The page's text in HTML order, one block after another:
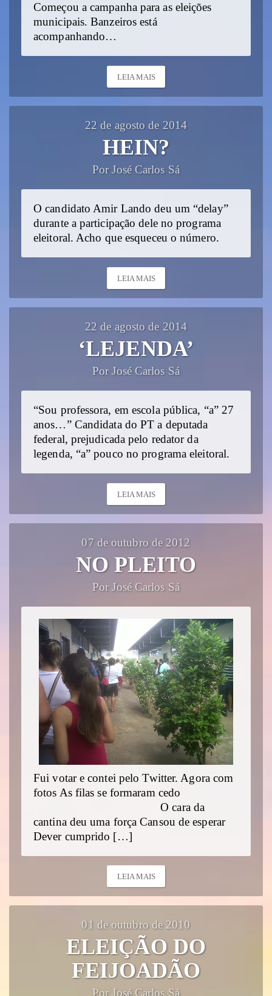
Começou a campanha para as eleições
municipais. Banzeiros está
acompanhando…
LEIA MAIS
22 de agosto de 2014
HEIN?
Por José Carlos Sá
O candidato Amir Lando deu um “delay”
durante a participação dele no programa
eleitoral. Acho que esqueceu o número.
LEIA MAIS
22 de agosto de 2014
‘LEJENDA’
Por José Carlos Sá
“Sou professora, em escola pública, “a” 27
anos…” Candidata do PT a deputada
federal, prejudicada pelo redator da
legenda, “a” pouco no programa eleitoral.
LEIA MAIS
07 de outubro de 2012
NO PLEITO
Por José Carlos Sá
Fui votar e contei pelo Twitter. Agora com
fotos As filas se formaram cedo
O cara da
cantina deu uma força Cansou de esperar
Dever cumprido […]
LEIA MAIS
01 de outubro de 2010
ELEIÇÃO DO
FEIJOADÃO
Por José Carlos Sá